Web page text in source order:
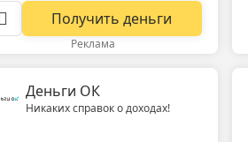
Получить деньги
Реклама
Деньги ОК
Никаких справок о доходах!